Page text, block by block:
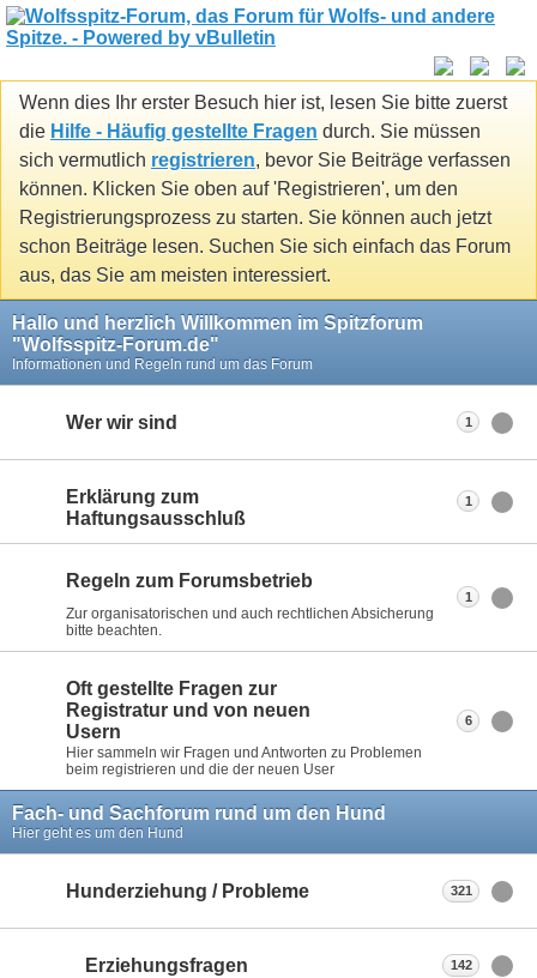
Wenn dies Ihr erster Besuch hier ist, lesen Sie bitte zuerst
die Hilfe - Häufig gestellte Fragen durch. Sie müssen
sich vermutlich registrieren, bevor Sie Beiträge verfassen
können. Klicken Sie oben auf 'Registrieren', um den
Registrierungsprozess zu starten. Sie können auch jetzt
schon Beiträge lesen. Suchen Sie sich einfach das Forum
aus, das Sie am meisten interessiert.
Hallo und herzlich Willkommen im Spitzforum
"Wolfsspitz-Forum.de"
Informationen und Regeln rund um das Forum
Wer wir sind 1
Erklärung zum
Haftungsausschluß
1
Regeln zum Forumsbetrieb
Zur organisatorischen und auch rechtlichen Absicherung
bitte beachten.
1
Oft gestellte Fragen zur
Registratur und von neuen
Usern
Hier sammeln wir Fragen und Antworten zu Problemen
beim registrieren und die der neuen User
6
Fach- und Sachforum rund um den Hund
Hier geht es um den Hund
Hunderziehung / Probleme 321
Erziehungsfragen 142